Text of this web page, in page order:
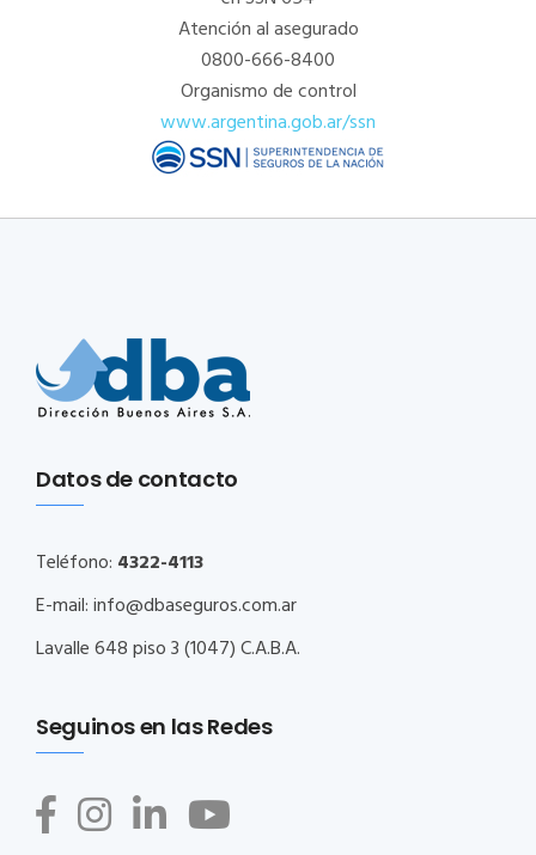
Atención al asegurado
0800-666-8400
Organismo de control
www.argentina.gob.ar/ssn
Datos de contacto
Teléfono: 4322-4113
E-mail:info@dbaseguros.com.ar
Lavalle 648 piso 3 (1047) C.A.B.A.
Seguinos en las Redes